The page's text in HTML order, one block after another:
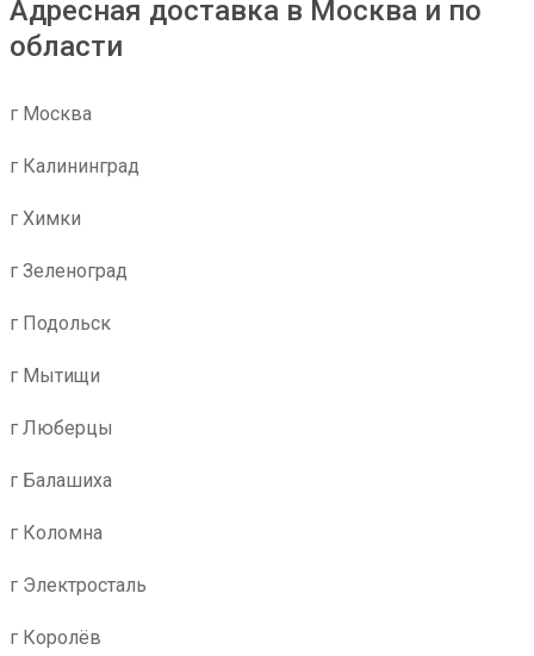
Адресная доставка в Москва и по
области
г Москва
г Калининград
г Химки
г Зеленоград
г Подольск
г Мытищи
г Люберцы
г Балашиха
г Коломна
г Электросталь
г Королёв